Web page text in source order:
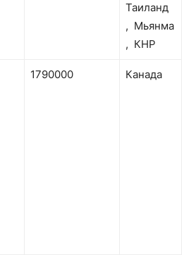
Таиланд
, Мьянма
, КНР
1790000 Канада